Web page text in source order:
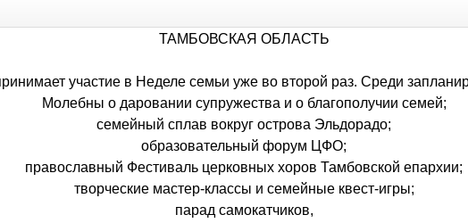
ТАМБОВСКАЯ ОБЛАСТЬ
участие в Неделе семьи уже во второй раз. Среди
Молебны о даровании супружества и о благополучии семей;
семейный сплав вокруг острова Эльдорадо;
образовательный форум ЦФО;
православный Фестиваль церковных хоров Тамбовской епархии;
творческие мастер-классы и семейные квест-игры;
парад самокатчиков,